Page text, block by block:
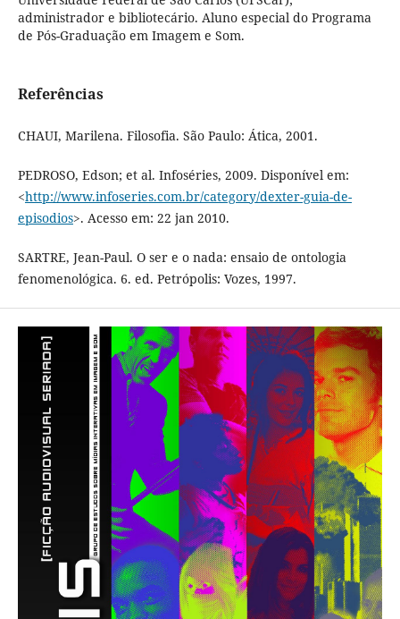
administrador e bibliotecário. Aluno especial do Programa
de Pós-Graduação em Imagem e Som.
Referências
CHAUI, Marilena. Filosofia. São Paulo: Ática, 2001.
PEDROSO, Edson; et al. Infoséries, 2009. Disponível em:
<http://www.infoseries.com.br/category/dexter-guia-de-
episodios>. Acesso em: 22 jan 2010.
SARTRE, Jean-Paul. O ser e o nada: ensaio de ontologia
fenomenológica. 6. ed. Petrópolis: Vozes, 1997.